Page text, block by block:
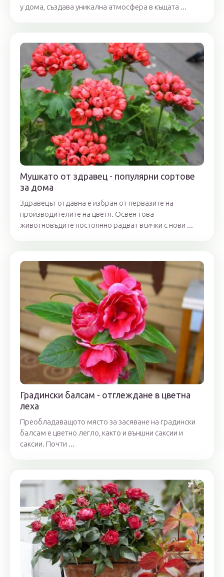
у дома, създава уникална атмосфера в къщата ...
Мушкато от здравец - популярни сортове
за дома
Здравецът отдавна е избран от первазите на
производителите на цветя. Освен това
животновъдите постоянно радват всички с нови ...
Градински балсам - отглеждане в цветна
леха
Преобладаващото място за засяване на градински
балсам е цветно легло, както и външни саксии и
саксии. Почти ...